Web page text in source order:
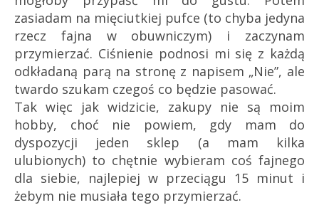
zasiadam na mięciutkiej pufce (to chyba jedyna
rzecz fajna w obuwniczym) i zaczynam
przymierzać. Ciśnienie podnosi mi się z każdą
odkładaną parą na stronę z napisem „Nie”, ale
twardo szukam czegoś co będzie pasować.
Tak więc jak widzicie, zakupy nie są moim
hobby, choć nie powiem, gdy mam do
dyspozycji jeden sklep (a mam kilka
ulubionych) to chętnie wybieram coś fajnego
dla siebie, najlepiej w przeciągu 15 minut i
żebym nie musiała tego przymierzać.